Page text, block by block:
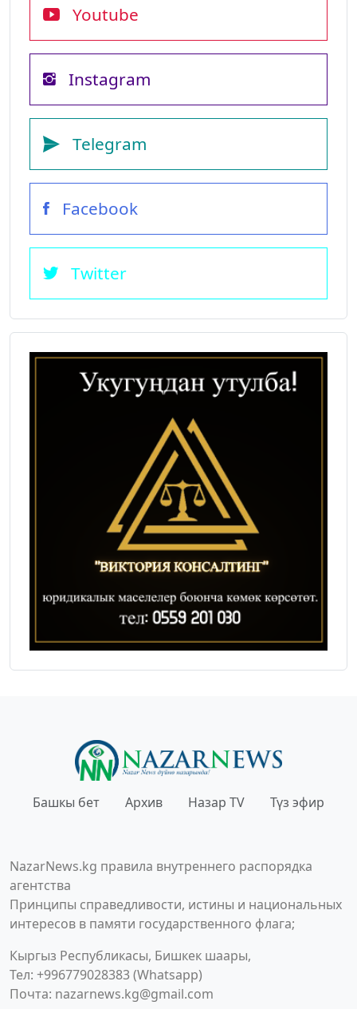
Youtube
Instagram
Telegram
Facebook
Twitter
Башкы бет Архив Назар TV Түз эфир
NazarNews.kg правила внутреннего распорядка
агентства
Принципы справедливости, истины и национальных
интересов в памяти государственного флага;
Кыргыз Республикасы, Бишкек шаары,
Тел: +996779028383 (Whatsapp)
Почта: nazarnews.kg@gmail.com